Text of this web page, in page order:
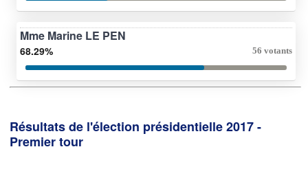
Mme Marine LE PEN
68.29% 56 votants
Résultats de l'élection présidentielle 2017 -
Premier tour